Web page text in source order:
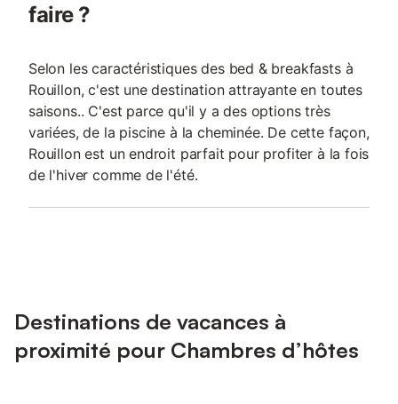
faire ?
Selon les caractéristiques des bed & breakfasts à
Rouillon, c'est une destination attrayante en toutes
saisons.. C'est parce qu'il y a des options très
variées, de la piscine à la cheminée. De cette façon,
Rouillon est un endroit parfait pour profiter à la fois
de l'hiver comme de l'été.
Destinations de vacances à
proximité pour Chambres d’hôtes